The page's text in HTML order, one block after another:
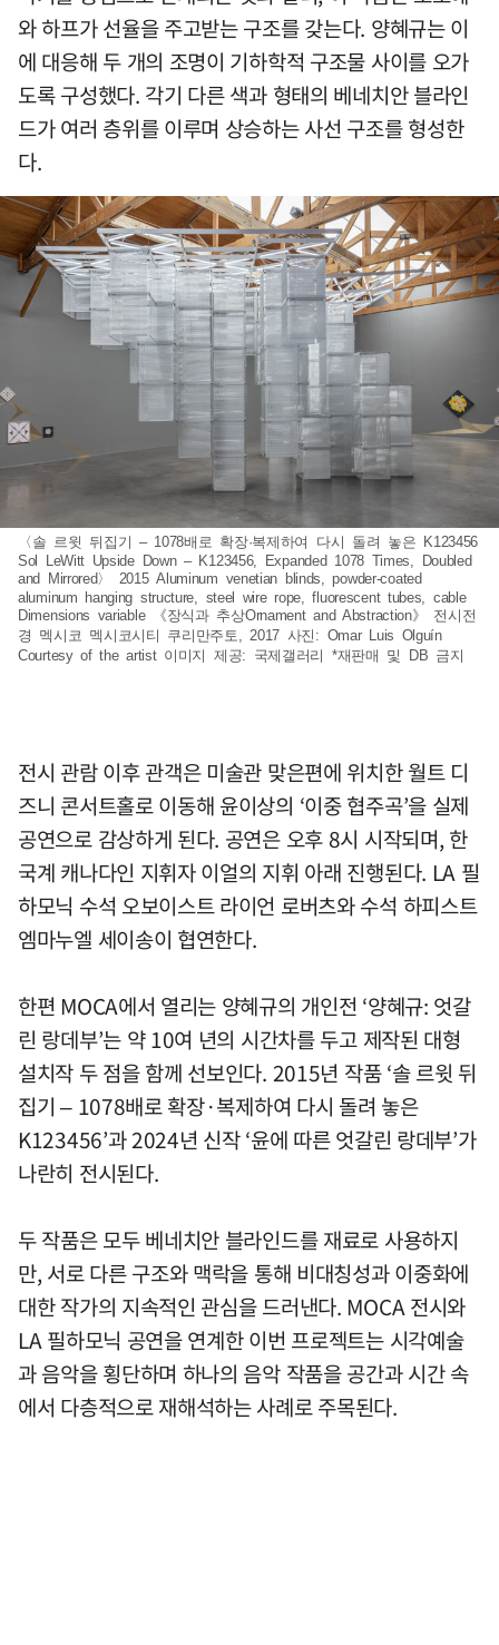
와 하프가 선율을 주고받는 구조를 갖는다. 양혜규는 이
에 대응해 두 개의 조명이 기하학적 구조물 사이를 오가
도록 구성했다. 각기 다른 색과 형태의 베네치안 블라인
드가 여러 층위를 이루며 상승하는 사선 구조를 형성한
다.
〈솔 르윗 뒤집기 – 1078배로 확장·복제하여 다시 돌려 놓은 K123456
Sol LeWitt Upside Down – K123456, Expanded 1078 Times, Doubled
and Mirrored〉 2015 Aluminum venetian blinds, powder-coated
aluminum hanging structure, steel wire rope, fluorescent tubes, cable
Dimensions variable 《장식과 추상Ornament and Abstraction》 전시전
경 멕시코 멕시코시티 쿠리만주토, 2017 사진: Omar Luis Olguín
Courtesy of the artist 이미지 제공: 국제갤러리 *재판매 및 DB 금지
전시 관람 이후 관객은 미술관 맞은편에 위치한 월트 디
즈니 콘서트홀로 이동해 윤이상의 ‘이중 협주곡’을 실제
공연으로 감상하게 된다. 공연은 오후 8시 시작되며, 한
국계 캐나다인 지휘자 이얼의 지휘 아래 진행된다. LA 필
하모닉 수석 오보이스트 라이언 로버츠와 수석 하피스트
엠마누엘 세이송이 협연한다.
한편 MOCA에서 열리는 양혜규의 개인전 ‘양혜규: 엇갈
린 랑데부’는 약 10여 년의 시간차를 두고 제작된 대형
설치작 두 점을 함께 선보인다. 2015년 작품 ‘솔 르윗 뒤
집기 – 1078배로 확장·복제하여 다시 돌려 놓은
K123456’과 2024년 신작 ‘윤에 따른 엇갈린 랑데부’가
나란히 전시된다.
두 작품은 모두 베네치안 블라인드를 재료로 사용하지
만, 서로 다른 구조와 맥락을 통해 비대칭성과 이중화에
대한 작가의 지속적인 관심을 드러낸다. MOCA 전시와
LA 필하모닉 공연을 연계한 이번 프로젝트는 시각예술
과 음악을 횡단하며 하나의 음악 작품을 공간과 시간 속
에서 다층적으로 재해석하는 사례로 주목된다.